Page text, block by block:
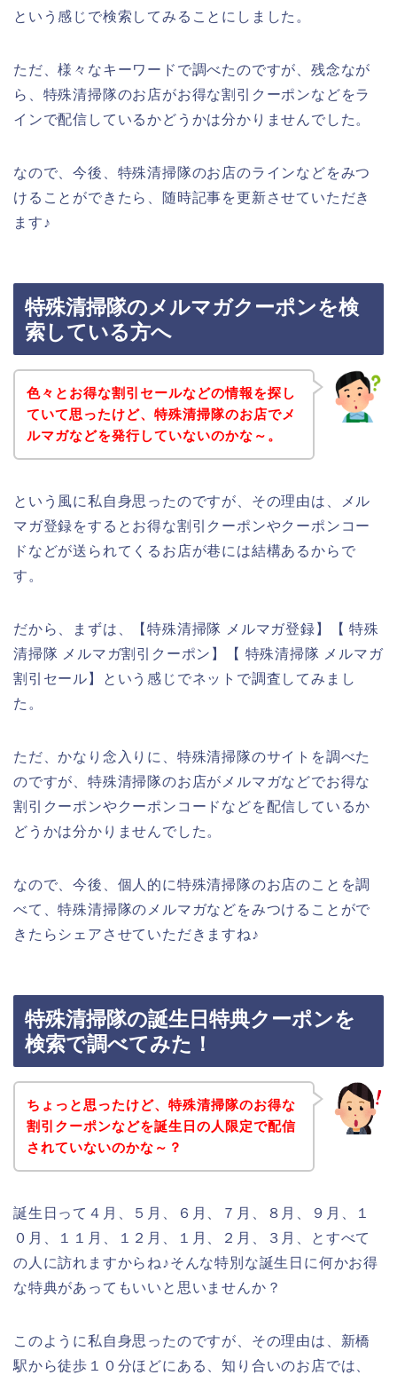
という感じで検索してみることにしました。
ただ、様々なキーワードで調べたのですが、残念なが
ら、特殊清掃隊のお店がお得な割引クーポンなどをラ
インで配信しているかどうかは分かりませんでした。
なので、今後、特殊清掃隊のお店のラインなどをみつ
けることができたら、随時記事を更新させていただき
ます♪
特殊清掃隊のメルマガクーポンを検
索している方へ
色々とお得な割引セールなどの情報を探し
ていて思ったけど、特殊清掃隊のお店でメ
ルマガなどを発行していないのかな～。
という風に私自身思ったのですが、その理由は、メル
マガ登録をするとお得な割引クーポンやクーポンコー
ドなどが送られてくるお店が巷には結構あるからで
す。
だから、まずは、【特殊清掃隊 メルマガ登録】【 特殊
清掃隊 メルマガ割引クーポン】【 特殊清掃隊 メルマガ
割引セール】という感じでネットで調査してみまし
た。
ただ、かなり念入りに、特殊清掃隊のサイトを調べた
のですが、特殊清掃隊のお店がメルマガなどでお得な
割引クーポンやクーポンコードなどを配信しているか
どうかは分かりませんでした。
なので、今後、個人的に特殊清掃隊のお店のことを調
べて、特殊清掃隊のメルマガなどをみつけることがで
きたらシェアさせていただきますね♪
特殊清掃隊の誕生日特典クーポンを
検索で調べてみた！
ちょっと思ったけど、特殊清掃隊のお得な
割引クーポンなどを誕生日の人限定で配信
されていないのかな～？
誕生日って４月、５月、６月、７月、８月、９月、１
０月、１１月、１２月、１月、２月、３月、とすべて
の人に訪れますからね♪そんな特別な誕生日に何かお得
な特典があってもいいと思いませんか？
このように私自身思ったのですが、その理由は、新橋
駅から徒歩１０分ほどにある、知り合いのお店では、